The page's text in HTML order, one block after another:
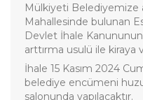
Mülkiyeti Belediyemize
Mahallesinde bulunan
Devlet İhale
arttırma usulü ile kiraya
İhale 15 Kasım 2024
belediye encümeni
salonunda yapılacaktır.